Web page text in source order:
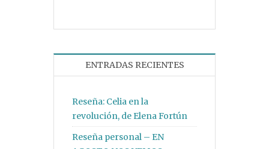
ENTRADAS RECIENTES
Reseña: Celia en la
revolución, de Elena Fortún
Reseña personal – EN